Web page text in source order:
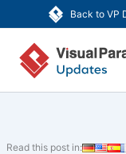
Back to VP
容
Read this post in: